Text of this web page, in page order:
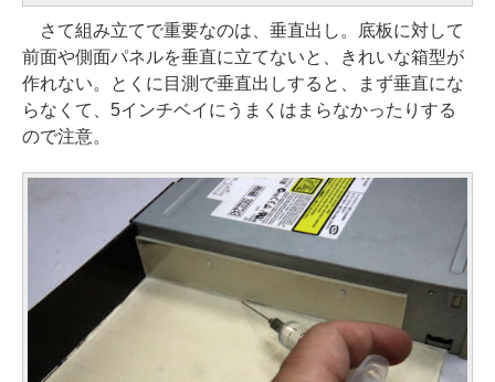
さて組み立てで重要なのは、垂直出し。底板に対して
前面や側面パネルを垂直に立てないと、きれいな箱型が
作れない。とくに目測で垂直出しすると、まず垂直にな
らなくて、5インチベイにうまくはまらなかったりする
ので注意。